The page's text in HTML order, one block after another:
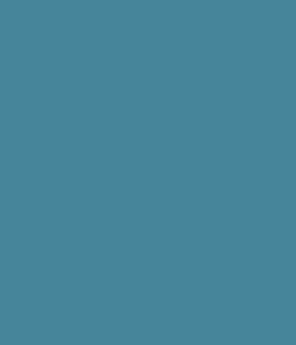
笹川
に他
ナー
てい